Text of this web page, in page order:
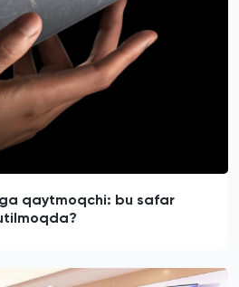
qaytmoqchi: bu safar